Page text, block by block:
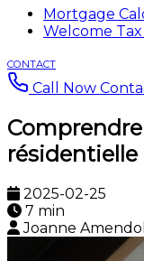
Mortgage
Welcome
CONTACT
Call Now
2025-02-25
7 min
Joanne